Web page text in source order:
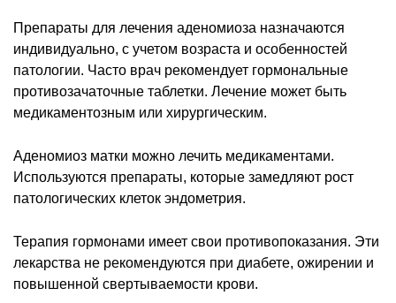
Препараты для лечения аденомиоза назначаются
индивидуально, с учетом возраста и особенностей
патологии. Часто врач рекомендует гормональные
противозачаточные таблетки. Лечение может быть
медикаментозным или хирургическим.
Аденомиоз матки можно лечить медикаментами.
Используются препараты, которые замедляют рост
патологических клеток эндометрия.
Терапия гормонами имеет свои противопоказания. Эти
лекарства не рекомендуются при диабете, ожирении и
повышенной свертываемости крови.